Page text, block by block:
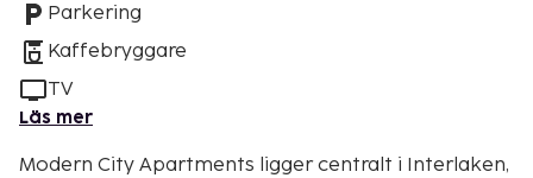
Parkering
Kaffebryggare
TV
Läs mer
Modern City Apartments ligger centralt i Interlaken,